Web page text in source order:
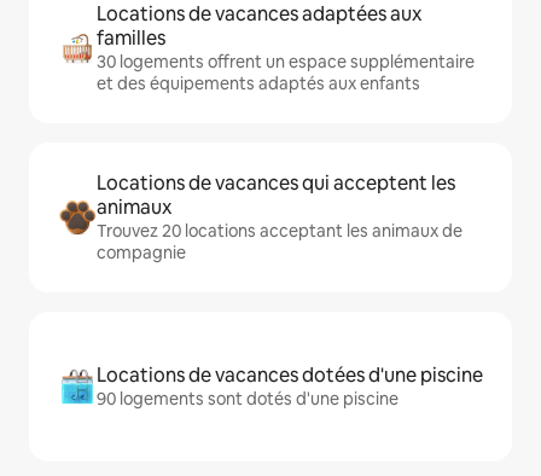
Locations de vacances adaptées aux
familles
30 logements offrent un espace supplémentaire
et des équipements adaptés aux enfants
Locations de vacances qui acceptent les
animaux
Trouvez 20 locations acceptant les animaux de
compagnie
Locations de vacances dotées d'une piscine
90 logements sont dotés d'une piscine